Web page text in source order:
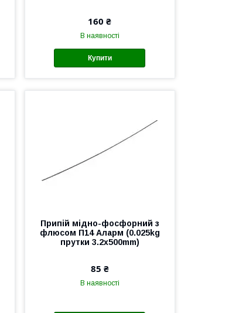
160 ₴
В наявності
Купити
Припій мідно-фосфорний з
флюсом П14 Аларм (0.025kg
прутки 3.2x500mm)
85 ₴
В наявності